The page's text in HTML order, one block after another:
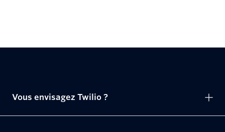
Vous envisagez Twilio ?